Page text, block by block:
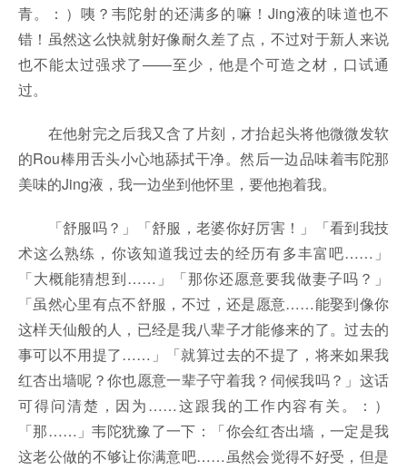
青。：）咦？韦陀射的还满多的嘛！Jing液的味道也不
错！虽然这么快就射好像耐久差了点，不过对于新人来说
也不能太过强求了——至少，他是个可造之材，口试通
过。
在他射完之后我又含了片刻，才抬起头将他微微发软
的Rou棒用舌头小心地舔拭干净。然后一边品味着韦陀那
美味的Jing液，我一边坐到他怀里，要他抱着我。
「舒服吗？」「舒服，老婆你好厉害！」「看到我技
术这么熟练，你该知道我过去的经历有多丰富吧……」
「大概能猜想到……」「那你还愿意要我做妻子吗？」
「虽然心里有点不舒服，不过，还是愿意……能娶到像你
这样天仙般的人，已经是我八辈子才能修来的了。过去的
事可以不用提了……」「就算过去的不提了，将来如果我
红杏出墙呢？你也愿意一辈子守着我？伺候我吗？」这话
可得问清楚，因为……这跟我的工作内容有关。：）
「那……」韦陀犹豫了一下：「你会红杏出墙，一定是我
这老公做的不够让你满意吧……虽然会觉得不好受，但是